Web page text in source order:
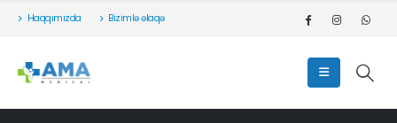
Haqqımızda Bizimlə əlaqə